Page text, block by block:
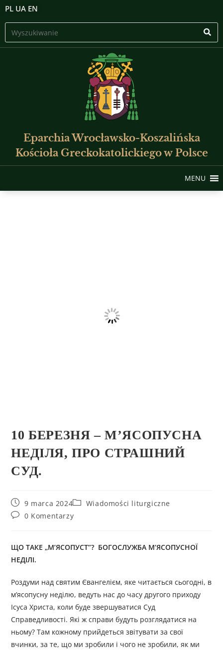
PL UA EN
Eparchia Wrocławsko-Koszalińska
Kościoła Greckokatolickiego w Polsce
MENU
10 БЕРЕЗНЯ – М’ЯСОПУСНА
НЕДІЛЯ, ПРО СТРАШНИЙ
СУД.
9 marca 2024
Wiadomości liturgiczne
0 Komentarzy
ЩО ТАКЕ „М’ЯСОПУСТ”? БОГОСЛУЖБА М’ЯСОПУСНОЇ
НЕДІЛІ.
Роздуми над святим Євангелієм, яке читається сьогодні, в
м’ясопусну неділю, ведуть нас до часу другого приходу
Ісуса Христа, коли буде звершуватися Суд
Справедливості. Які ж справи будуть розглядатися на
ньому? Там кожному прийдеться звітувати за свої
вчинки, за те, що ми зробили і чого не зробили, як ми